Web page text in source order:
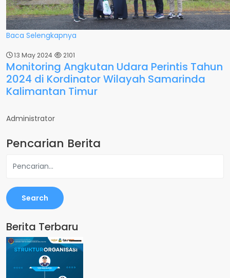
Baca Selengkapnya
13 May 2024 2101
Monitoring Angkutan Udara Perintis Tahun
2024 di Kordinator Wilayah Samarinda
Kalimantan Timur
Administrator
Pencarian Berita
Search
Berita Terbaru